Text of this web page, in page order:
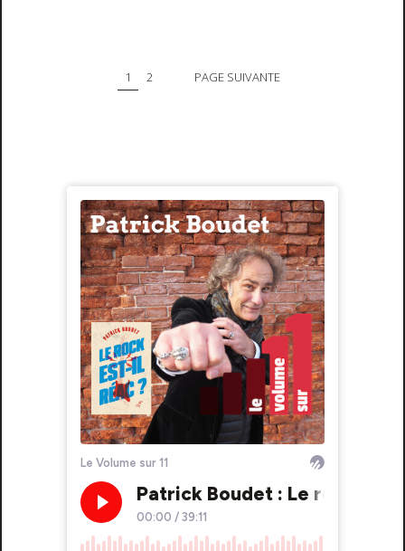
1 2 PAGE SUIVANTE